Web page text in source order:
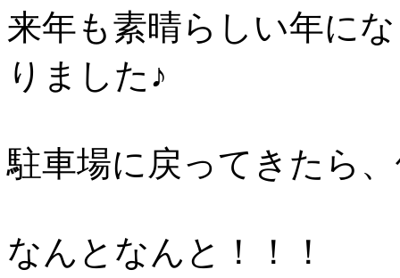
来年も素晴らしい年に
りました♪
駐車場に戻ってきたら
なんとなんと！！！